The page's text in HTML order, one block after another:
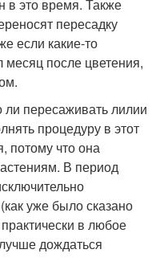
в это время. Также
пересадку
если какие-то
после цветения,
пересаживать лилии
процедуру в этот
потому что она
В период
уже было сказано
в любое
дождаться